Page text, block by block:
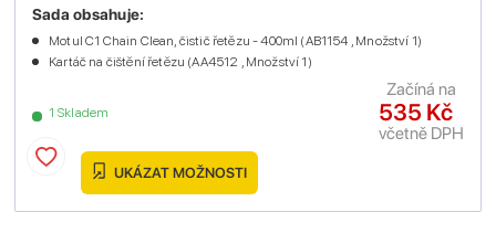
1 Skladem
Sada obsahuje:
Motul C1 Chain Clean, čistič řetězu - 400ml (AB1154 , Množství 1)
Kartáč na čištění řetězu (AA4512 , Množství 1)
535 Kč
včetně DPH
Začíná na
UKÁZAT MOŽNOSTI